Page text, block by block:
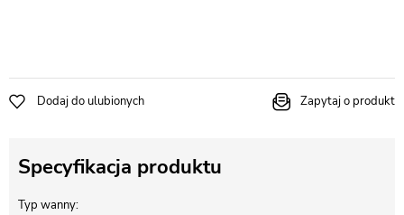
Dodaj do ulubionych Zapytaj o produkt
Specyfikacja produktu
Typ wanny